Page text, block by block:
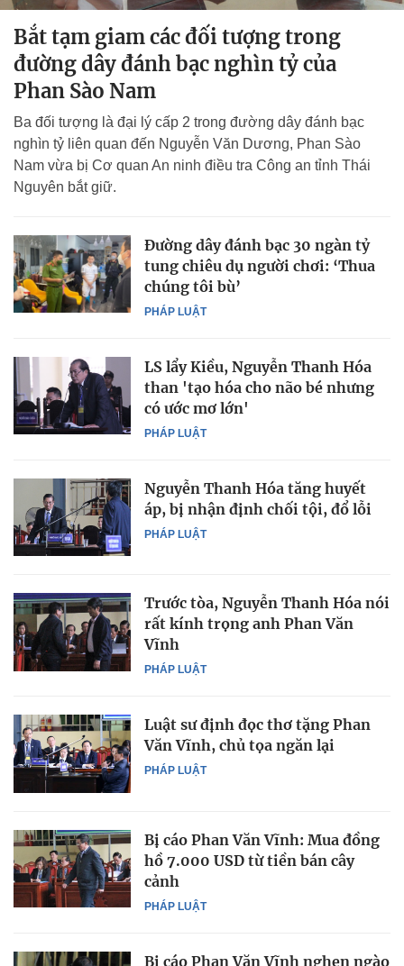
Bắt tạm giam các đối tượng trong
đường dây đánh bạc nghìn tỷ của
Phan Sào Nam
Ba đối tượng là đại lý cấp 2 trong đường dây đánh bạc
nghìn tỷ liên quan đến Nguyễn Văn Dương, Phan Sào
Nam vừa bị Cơ quan An ninh điều tra Công an tỉnh Thái
Nguyên bắt giữ.
PHÁP LUẬT
Đường dây đánh bạc 30 ngàn tỷ
tung chiêu dụ người chơi: ‘Thua
chúng tôi bù’
PHÁP LUẬT
LS lẩy Kiều, Nguyễn Thanh Hóa
than 'tạo hóa cho não bé nhưng
có ước mơ lớn'
PHÁP LUẬT
Nguyễn Thanh Hóa tăng huyết
áp, bị nhận định chối tội, đổ lỗi
PHÁP LUẬT
Trước tòa, Nguyễn Thanh Hóa nói
rất kính trọng anh Phan Văn
Vĩnh
PHÁP LUẬT
Luật sư định đọc thơ tặng Phan
Văn Vĩnh, chủ tọa ngăn lại
PHÁP LUẬT
Bị cáo Phan Văn Vĩnh: Mua đồng
hồ 7.000 USD từ tiền bán cây
cảnh
Bị cáo Phan Văn Vĩnh nghẹn ngào